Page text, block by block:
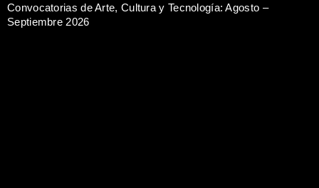
Convocatorias de Arte, Cultura y Tecnología: Agosto –
Septiembre 2026